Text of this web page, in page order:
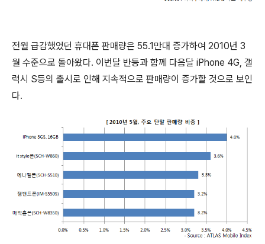
전월 급감했었던 휴대폰 판매량은 55.1만대 증가하여 2010년 3
월 수준으로 돌아왔다. 이번달 반등과 함께 다음달 iPhone 4G, 갤
럭시 S등의 출시로 인해 지속적으로 판매량이 증가할 것으로 보인
다.